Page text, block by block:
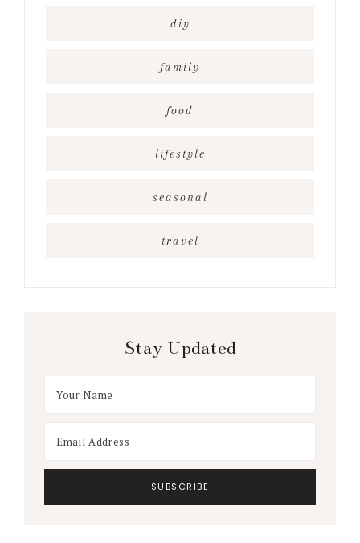
diy
family
food
lifestyle
seasonal
travel
Stay Updated